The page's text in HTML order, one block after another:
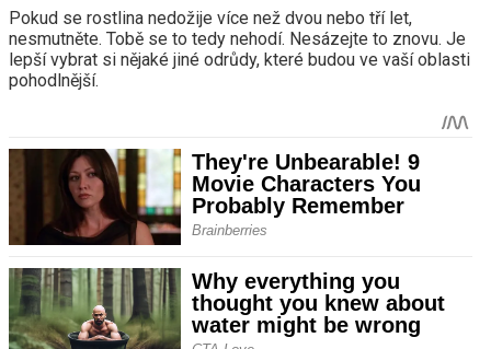
Pokud se rostlina nedožije více než dvou nebo tří let,
nesmutněte. Tobě se to tedy nehodí. Nesázejte to znovu. Je
lepší vybrat si nějaké jiné odrůdy, které budou ve vaší oblasti
pohodlnější.